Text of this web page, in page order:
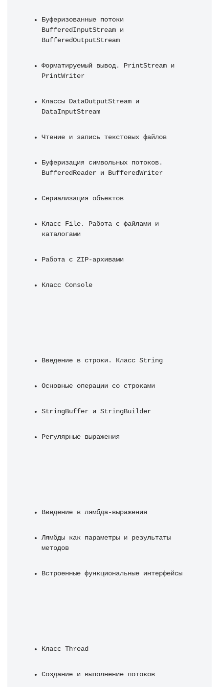
Буферизованные потоки
BufferedInputStream и
BufferedOutputStream
Форматируемый вывод. PrintStream и
PrintWriter
Классы DataOutputStream и
DataInputStream
Чтение и запись текстовых файлов
Буферизация символьных потоков.
BufferedReader и BufferedWriter
Сериализация объектов
Класс File. Работа с файлами и
каталогами
Работа с ZIP-архивами
Класс Console
Введение в строки. Класс String
Основные операции со строками
StringBuffer и StringBuilder
Регулярные выражения
Введение в лямбда-выражения
Лямбды как параметры и результаты
методов
Встроенные функциональные интерфейсы
Класс Thread
Создание и выполнение потоков